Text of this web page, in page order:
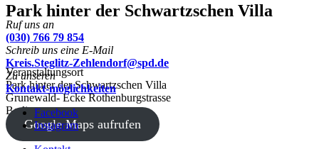
Park hinter der Schwartzschen Villa
Veranstaltungsort
Park hinter der Schwartzschen Villa
Grunewald- Ecke Rothenburgstrasse
Berlin
Google Maps aufrufen
Ruf uns an
(030) 766 79 854
Schreib uns eine E-Mail
Kreis.Steglitz-Zehlendorf@spd.de
Zu unseren
Kontakt-möglichkeiten
Facebook
Instagram